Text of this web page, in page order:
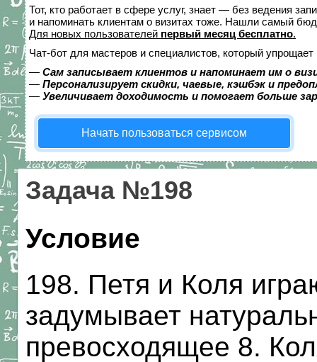
Тот, кто работает в сфере услуг, знает — без ведения
и напоминать клиентам о визитах тоже. Нашли самый
Для новых пользователей первый месяц бесплатно.
Чат-бот для мастеров и специалистов, который упрощает
— Сам записывает клиентов и напоминает им о
— Персонализирует скидки, чаевые, кэшбэк и
— Увеличивает доходимость и помогает больше
Начать пользоваться сервисом
Задача №198
Условие
198. Петя и Коля
задумывает
превосходящее 8.